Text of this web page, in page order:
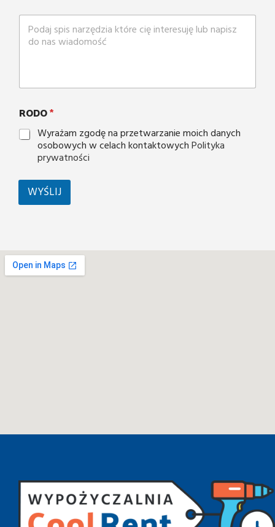
RODO*
Wyrażam zgodę na przetwarzanie moich danych
osobowych w celach kontaktowychPolityka
prywatności
WYŚLIJ